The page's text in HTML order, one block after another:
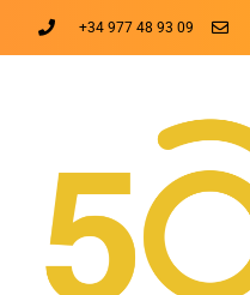
+34 977 48 93 09